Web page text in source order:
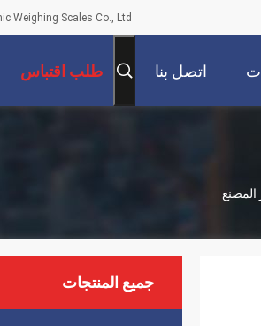
Weighing Scales Co., Ltd
اتصل بنا طلب اقتباس
جميع المنتجات